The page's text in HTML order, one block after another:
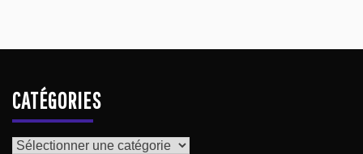
CATÉGORIES
Catégories